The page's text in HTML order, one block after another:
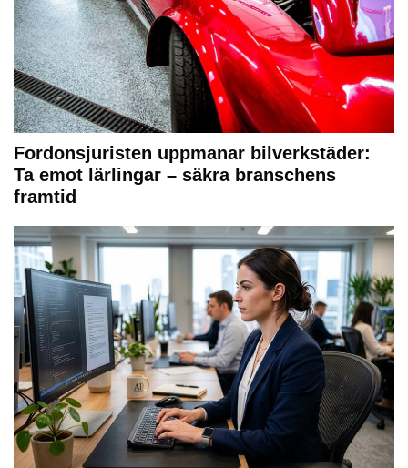
Fordonsjuristen uppmanar bilverkstäder:
Ta emot lärlingar – säkra branschens
framtid